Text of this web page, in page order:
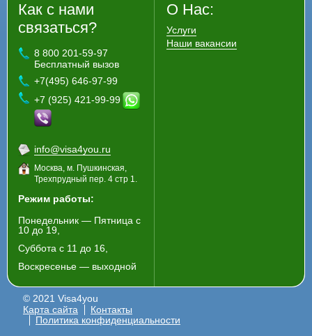
Как с нами
связаться?
8 800 201-59-97
Бесплатный вызов
+7(495) 646-97-99
+7 (925) 421-99-99
info@visa4you.ru
Москва, м. Пушкинская,
Трехпрудный пер. 4 стр 1.
Режим работы:
Понедельник — Пятница с
10 до 19,
Суббота с 11 до 16,
Воскресенье — выходной
О Нас:
Услуги
Наши вакансии
© 2021 Visa4you
Карта сайта
Контакты
Политика конфиденциальности